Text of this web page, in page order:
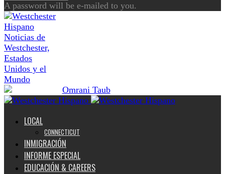
A password will be e-mailed to you.
Noticias de
Westchester,
Estados
Unidos y el
Mundo
LOCAL
CONNECTICUT
INMIGRACIÓN
INFORME ESPECIAL
EDUCACIÓN & CAREERS